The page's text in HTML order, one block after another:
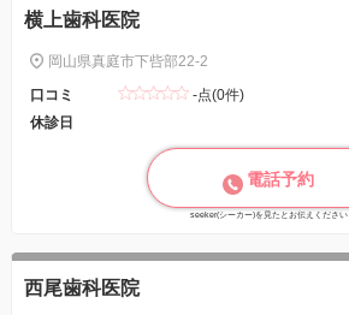
横上歯科医院
岡山県真庭市下呰部22-2
口コミ
-点(0件)
休診日
電話予約
seeker(シーカー)を見たとお伝えください
西尾歯科医院